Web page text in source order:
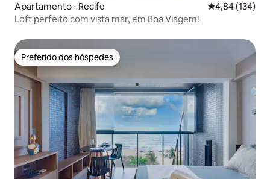
Apartamento ⋅ Recife 4,84 de uma
4,84 (134)
Loft perfeito com vista mar, em Boa Viagem!
Preferido dos hóspedes
Preferido dos hóspedes